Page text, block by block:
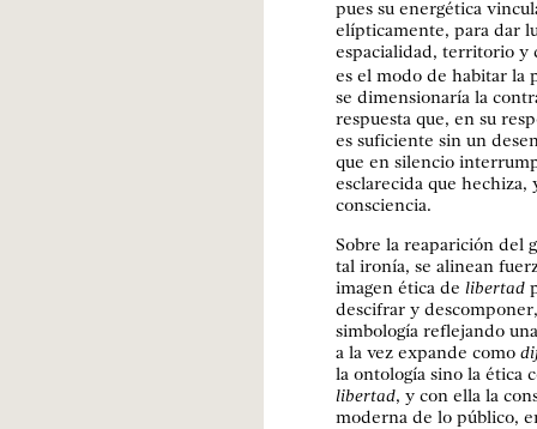
pues su energética
elípticamente, para dar
espacialidad, territorio y
es el modo de habitar la
se dimensionaría la
respuesta que, en su
es suficiente sin un
que en silencio
esclarecida que hechiza,
consciencia.
Sobre la reaparición del
tal ironía, se alinean
imagen ética de libertad
descifrar y
simbología reflejando
a la vez expande como
la ontología sino la ética
libertad, y con ella la
moderna de lo público,